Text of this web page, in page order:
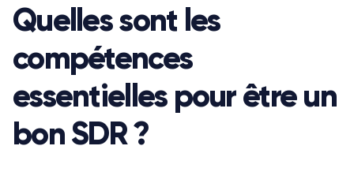
Quelles sont les
compétences
essentielles pour être un
bon SDR ?